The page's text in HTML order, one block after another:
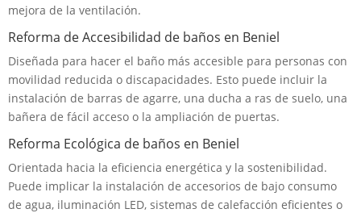
mejora de la ventilación.
Reforma de Accesibilidad de baños en Beniel
Diseñada para hacer el baño más accesible para personas con
movilidad reducida o discapacidades. Esto puede incluir la
instalación de barras de agarre, una ducha a ras de suelo, una
bañera de fácil acceso o la ampliación de puertas.
Reforma Ecológica de baños en Beniel
Orientada hacia la eficiencia energética y la sostenibilidad.
Puede implicar la instalación de accesorios de bajo consumo
de agua, iluminación LED, sistemas de calefacción eficientes o